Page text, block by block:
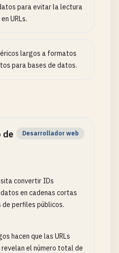
para evitar la lectura
URLs.
largos a formatos
para bases de datos.
de
Desarrollador web
convertir IDs
en cadenas cortas
de perfiles públicos.
hacen que las URLs
el número total de